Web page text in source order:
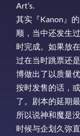
Art’s.
其实『Kanon』
顺，当中还发生
时完成。如果放
过在当时跳票还
博做出了以质量
按时发售的话，
了。剧本的延期
所以说神和魔是
时候与企划久弥